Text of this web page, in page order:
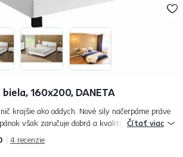
160x200, DANETA
4 recenzie
krajšie ako oddych. Nové sily načerpáme práve
však zaručuje dobrá a kvalitná posteľ.
funkčnosť, ale aj štýlový elegantný vzh...
Čítať viac